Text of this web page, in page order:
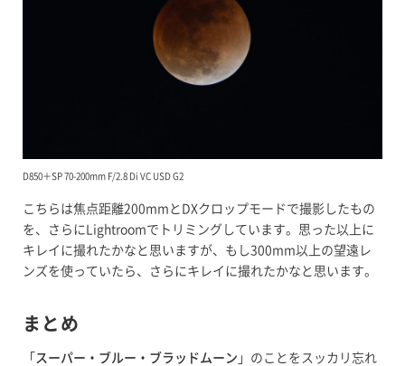
D850＋SP 70-200mm F/2.8 Di VC USD G2
こちらは焦点距離200mmとDXクロップモードで撮影したもの
を、さらにLightroomでトリミングしています。思った以上に
キレイに撮れたかなと思いますが、もし300mm以上の望遠レ
ンズを使っていたら、さらにキレイに撮れたかなと思います。
まとめ
「 スーパー・ブルー・ブラッドムーン 」のことをスッカリ忘れ